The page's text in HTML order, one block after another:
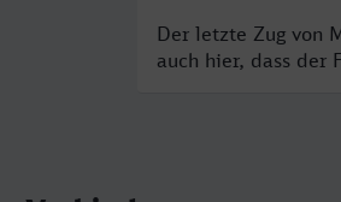
Der letzte Zug von
auch hier, dass der